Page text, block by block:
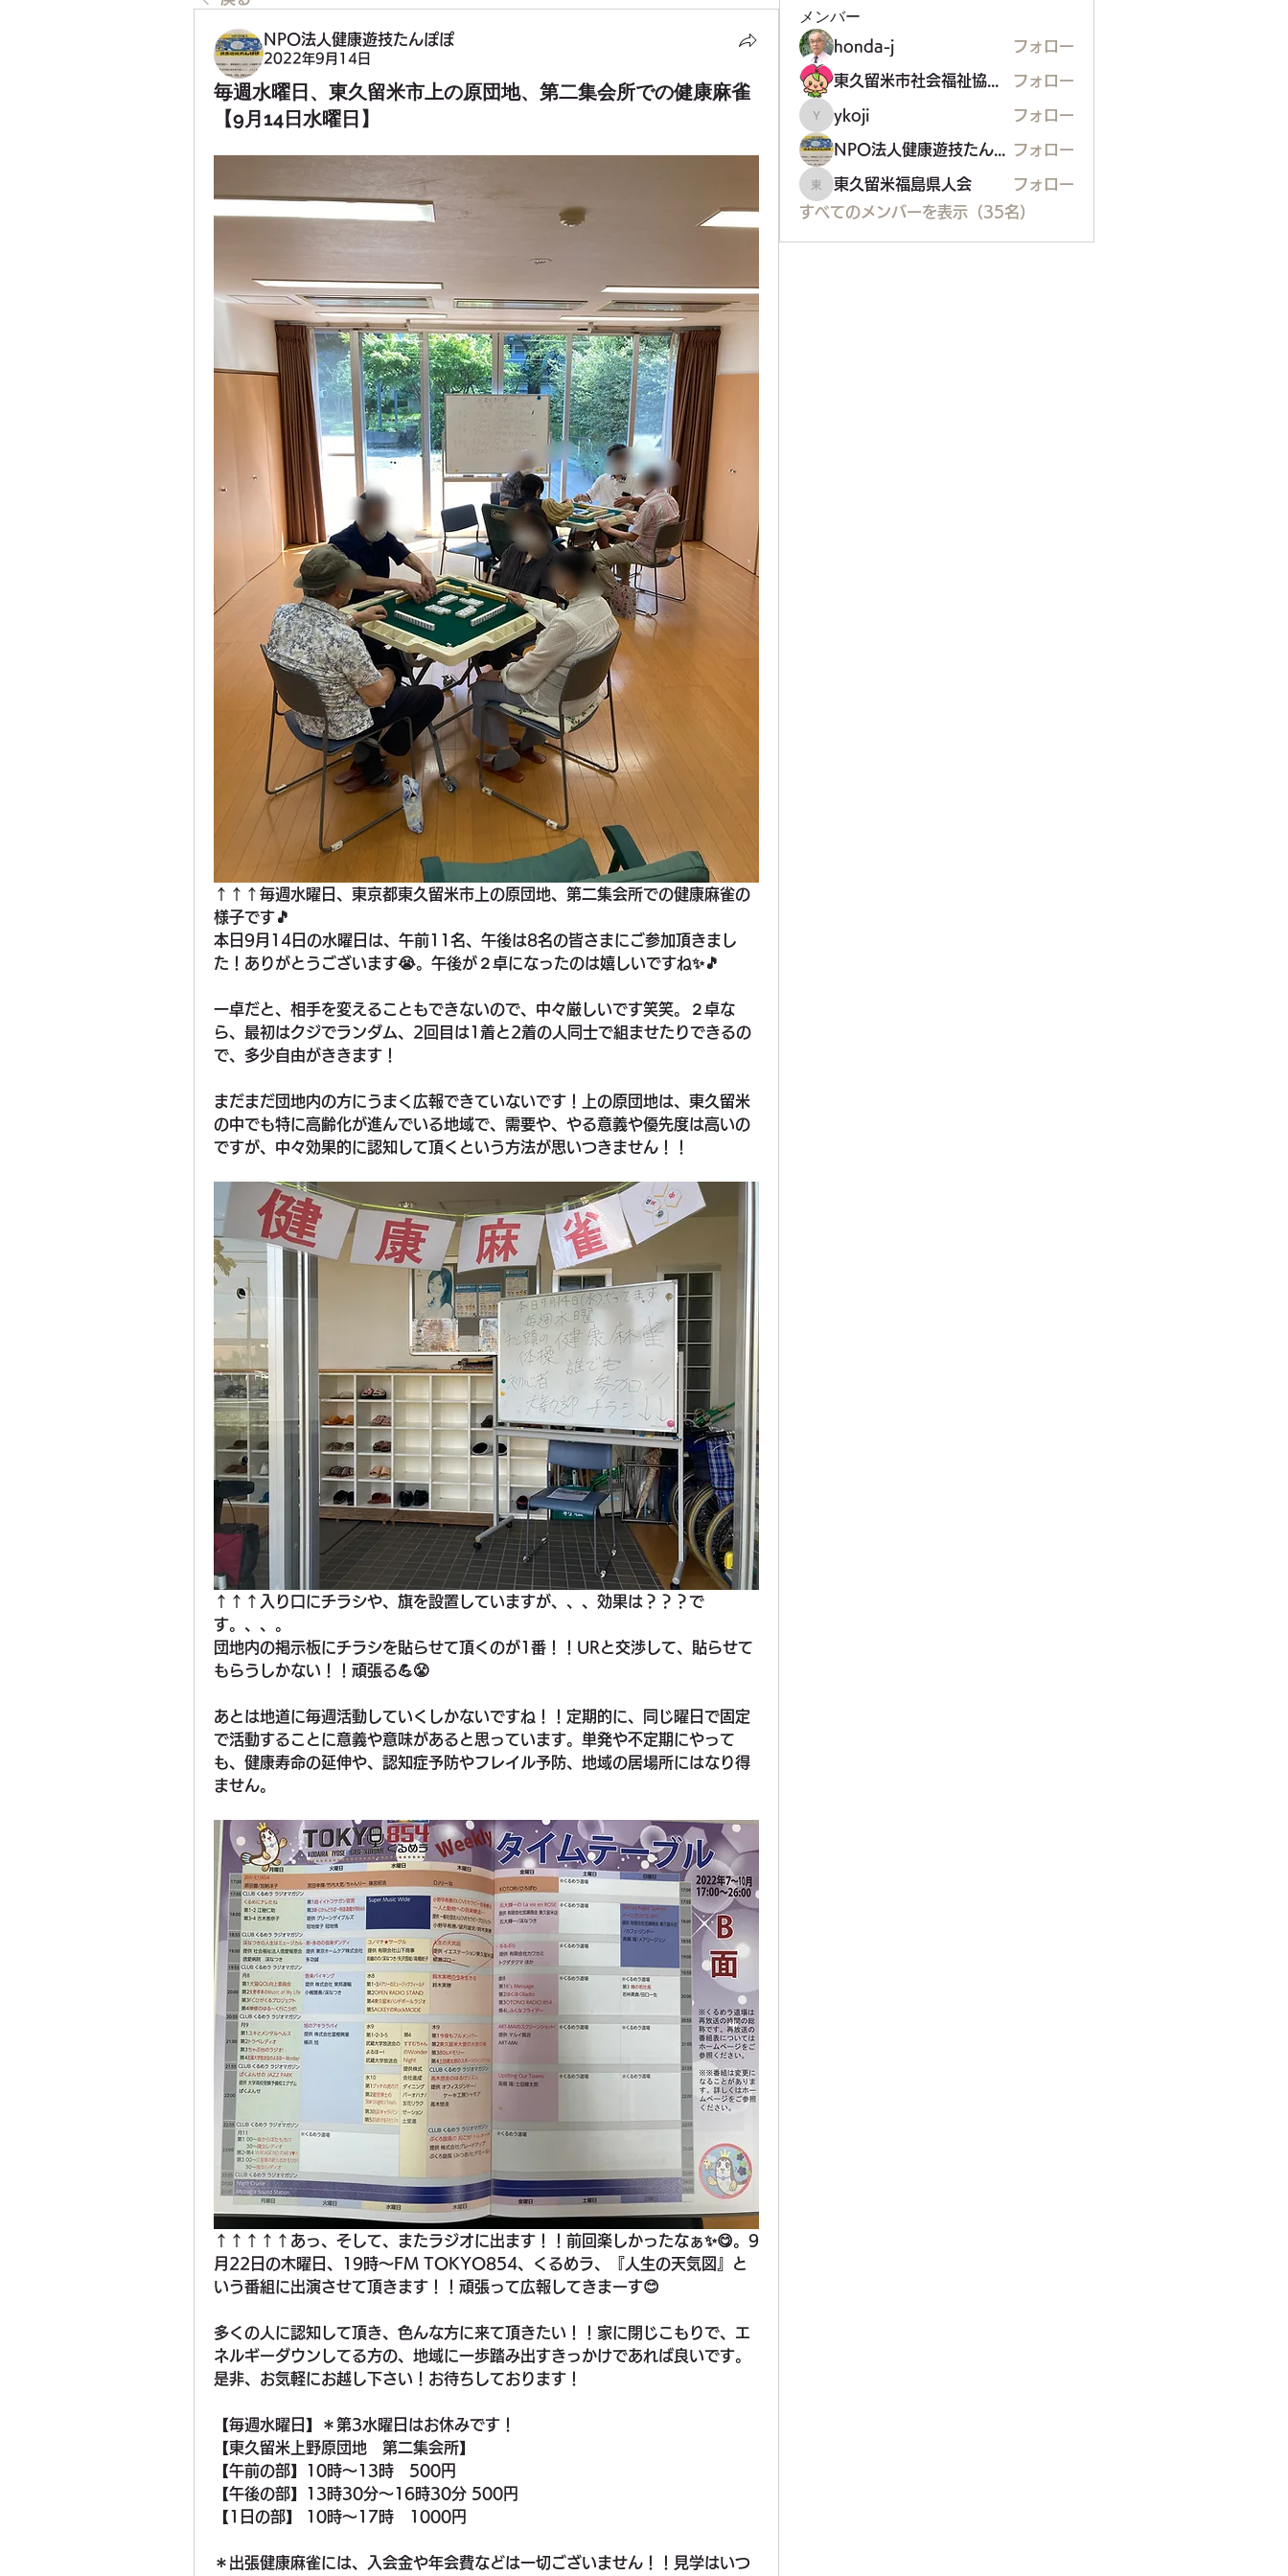
NPO法人健康遊技たんぽぽ
2022年9月14日
毎週水曜日、東久留米市上の原団地、第二集会所での健康麻雀
【9月14日水曜日】
↑↑↑毎週水曜日、東京都東久留米市上の原団地、第二集会所での健康麻雀の
様子です🎵
本日9月14日の水曜日は、午前11名、午後は8名の皆さまにご参加頂きまし
た！ありがとうございます😭。午後が２卓になったのは嬉しいですね✨🎵
一卓だと、相手を変えることもできないので、中々厳しいです笑笑。２卓な
ら、最初はクジでランダム、2回目は1着と2着の人同士で組ませたりできるの
で、多少自由がききます！
まだまだ団地内の方にうまく広報できていないです！上の原団地は、東久留米
の中でも特に高齢化が進んでいる地域で、需要や、やる意義や優先度は高いの
ですが、中々効果的に認知して頂くという方法が思いつきません！！
↑↑↑入り口にチラシや、旗を設置していますが、、、効果は？？？で
す。、、。
団地内の掲示板にチラシを貼らせて頂くのが1番！！URと交渉して、貼らせて
もらうしかない！！頑張る💪😤
あとは地道に毎週活動していくしかないですね！！定期的に、同じ曜日で固定
で活動することに意義や意味があると思っています。単発や不定期にやって
も、健康寿命の延伸や、認知症予防やフレイル予防、地域の居場所にはなり得
ません。
↑↑↑↑↑あっ、そして、またラジオに出ます！！前回楽しかったなぁ✨😋。9
月22日の木曜日、19時〜FM TOKYO854、くるめラ、『人生の天気図』と
いう番組に出演させて頂きます！！頑張って広報してきまーす😊
多くの人に認知して頂き、色んな方に来て頂きたい！！家に閉じこもりで、エ
ネルギーダウンしてる方の、地域に一歩踏み出すきっかけであれば良いです。
是非、お気軽にお越し下さい！お待ちしております！
【毎週水曜日】＊第3水曜日はお休みです！
【東久留米上野原団地　第二集会所】
【午前の部】10時〜13時　500円
【午後の部】13時30分〜16時30分 500円
【1日の部】 10時〜17時　1000円
＊出張健康麻雀には、入会金や年会費などは一切ございません！！見学はいつ
メンバー
honda-j フォロー
東久留米市社会福祉協議会 フォロー
ykoji
ykoji フォロー
NPO法人健康遊技たんぽぽ フォロー
東久留米福島県人会
東久留米福島県人会
フォロー
すべてのメンバーを表示（35名）